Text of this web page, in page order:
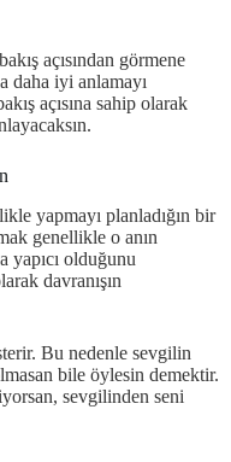
açısından görmene
daha iyi anlamayı
açısına sahip olarak
yapmayı planladığın bir
genellikle o anın
yapıcı olduğunu
davranışın
Bu nedenle sevgilin
bile öylesin demektir.
sevgilinden seni